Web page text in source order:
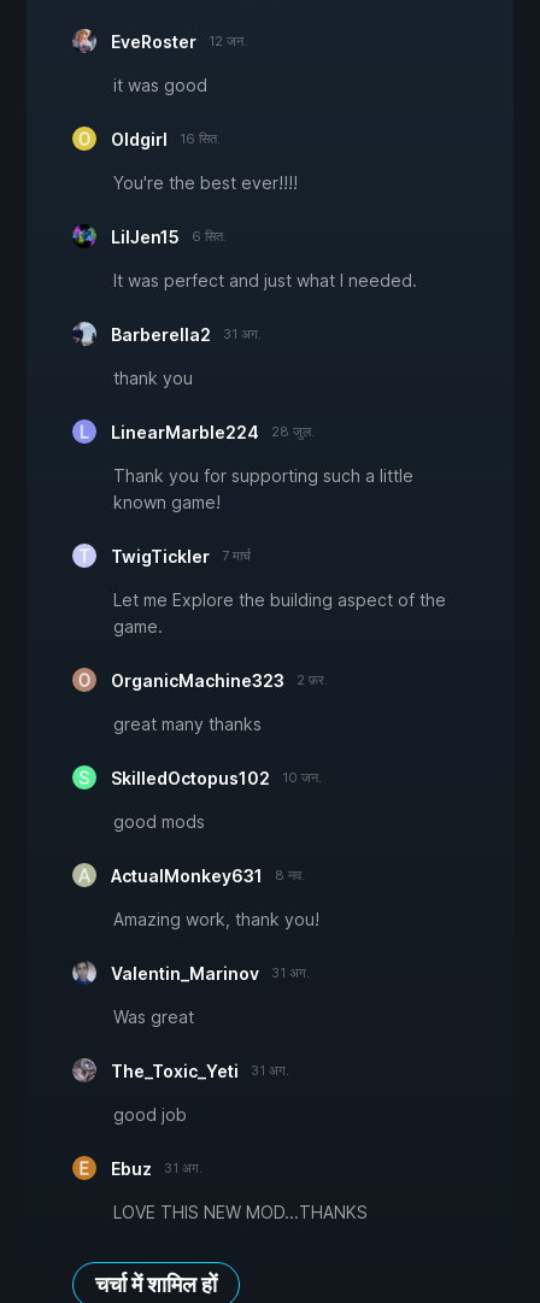
EveRoster 12 जन.
it was good
Oldgirl 16 सित.
You're the best ever!!!!
LilJen15 6 सित.
It was perfect and just what I needed.
Barberella2 31 अग.
thank you
LinearMarble224 28 जुल.
Thank you for supporting such a little
known game!
TwigTickler 7 मार्च
Let me Explore the building aspect of the
game.
OrganicMachine323 2 फ़र.
great many thanks
SkilledOctopus102 10 जन.
good mods
ActualMonkey631 8 नव.
Amazing work, thank you!
Valentin_Marinov 31 अग.
Was great
The_Toxic_Yeti 31 अग.
good job
Ebuz 31 अग.
LOVE THIS NEW MOD...THANKS
चर्चा में शामिल हों